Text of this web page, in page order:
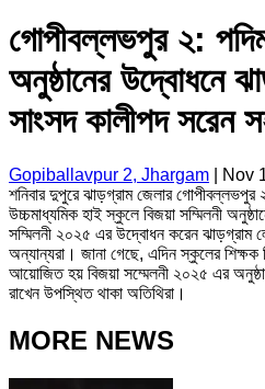
গোপীবল্লভপুর ২:
অনুষ্ঠানের উদ্বোধনে
সাংসদ কালীপদ সরেন
Gopiballavpur 2, Jhargam
Nov
শনিবার দুপুরে ঝাড়গ্রাম জেলার গোপীবল্লভপুর
উচ্চমাধ্যমিক হাই স্কুলে বিজয়া সম্মিলনী
সম্মিলনী ২০২৫ এর উদ্বোধন করেন ঝাড়গ্রাম
অন্যান্যরা। জানা গেছে, এদিন স্কুলের শিক্ষক
আয়োজিত হয় বিজয়া সম্মেলনী ২০২৫ এর
রাখেন উপস্থিত থাকা অতিথিরা।
MORE NEWS